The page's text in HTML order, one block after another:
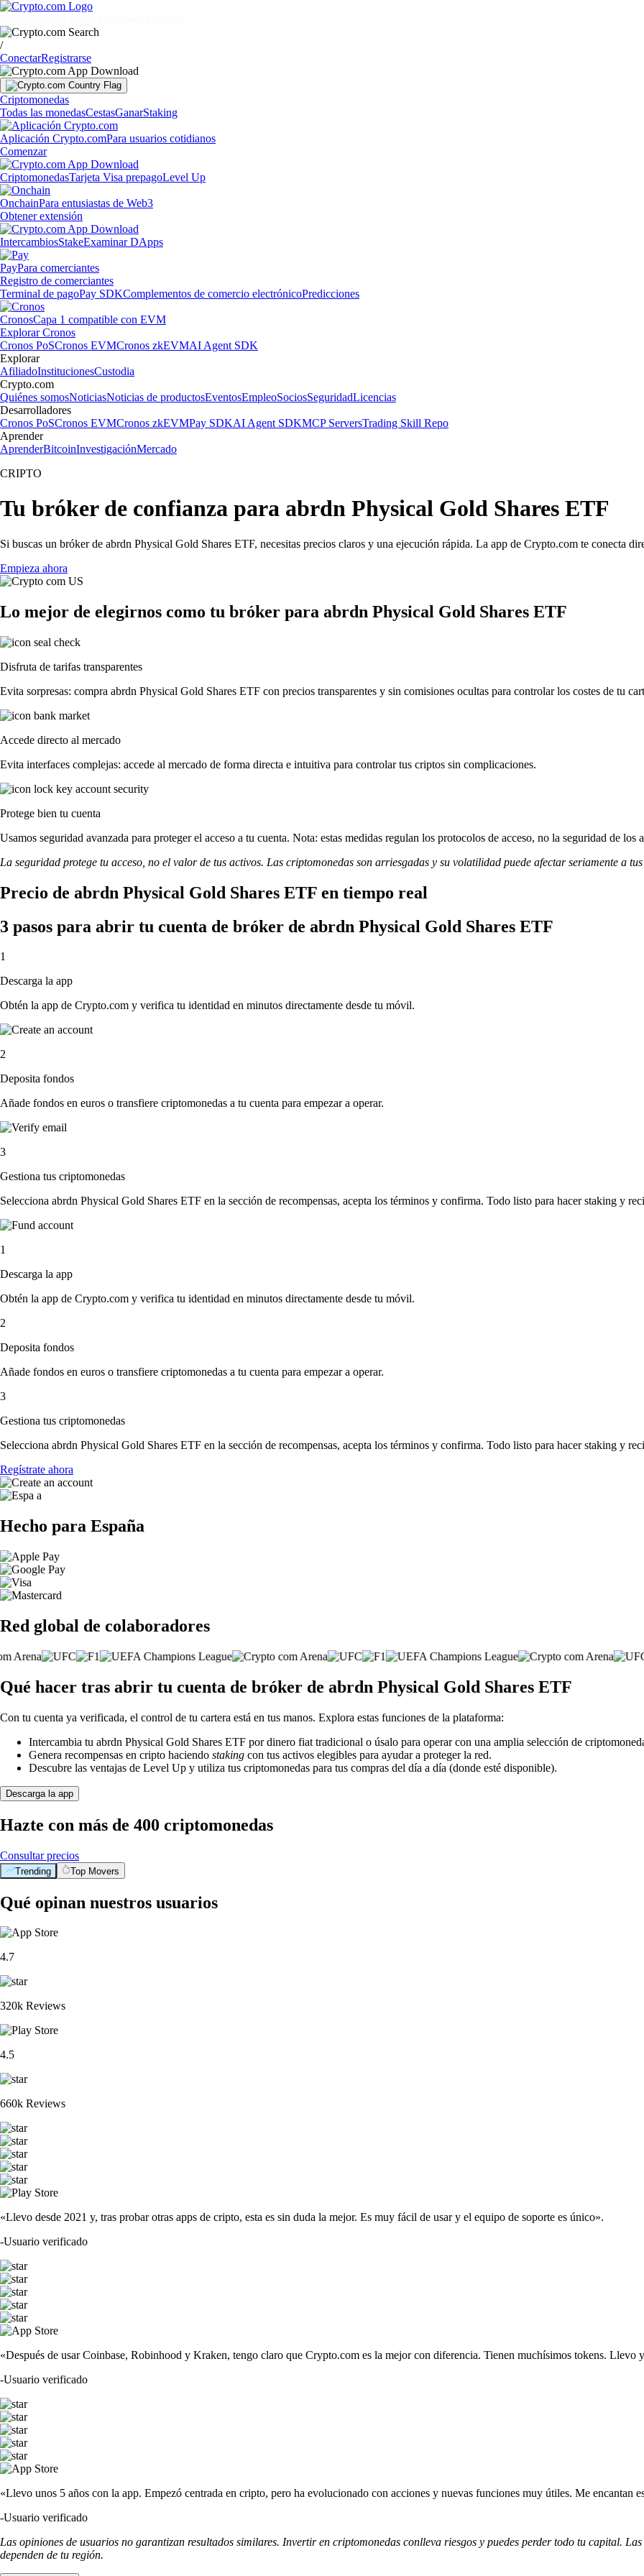
/
ConectarRegistrarse
Criptomonedas
Todas las monedasCestasGanarStaking
Aplicación Crypto.comPara usuarios cotidianos
Comenzar
CriptomonedasTarjeta Visa prepagoLevel Up
OnchainPara entusiastas de Web3
Obtener extensión
IntercambiosStakeExaminar DApps
PayPara comerciantes
Registro de comerciantes
Terminal de pagoPay SDKComplementos de comercio electrónicoPredicciones
CronosCapa 1 compatible con EVM
Explorar Cronos
Cronos PoSCronos EVMCronos zkEVMAI Agent SDK
Explorar
AfiliadoInstitucionesCustodia
Crypto.com
Quiénes somosNoticiasNoticias de productosEventosEmpleoSociosSeguridadLicencias
Desarrolladores
Cronos PoSCronos EVMCronos zkEVMPay SDKAI Agent SDKMCP ServersTrading Skill Repo
Aprender
AprenderBitcoinInvestigaciónMercado
CRIPTO
Tu bróker de confianza para abrdn Physical Gold Shares ETF
Si buscas un bróker de abrdn Physical Gold Shares ETF, necesitas precios claros y una ejecución rápida. La app de Crypto.com te conecta
Empieza ahora
Lo mejor de elegirnos como tu bróker para abrdn Physical Gold Shares ETF
Disfruta de tarifas transparentes
Evita sorpresas: compra abrdn Physical Gold Shares ETF con precios transparentes y sin comisiones ocultas para controlar los costes de tu
Accede directo al mercado
Evita interfaces complejas: accede al mercado de forma directa e intuitiva para controlar tus criptos sin complicaciones.
Protege bien tu cuenta
Usamos seguridad avanzada para proteger el acceso a tu cuenta. Nota: estas medidas regulan los protocolos de acceso, no la seguridad de los
La seguridad protege tu acceso, no el valor de tus activos. Las criptomonedas son arriesgadas y su volatilidad puede afectar seriamente a
Precio de abrdn Physical Gold Shares ETF en tiempo real
3 pasos para abrir tu cuenta de bróker de abrdn Physical Gold Shares ETF
1
Descarga la app
Obtén la app de Crypto.com y verifica tu identidad en minutos directamente desde tu móvil.
2
Deposita fondos
Añade fondos en euros o transfiere criptomonedas a tu cuenta para empezar a operar.
3
Gestiona tus criptomonedas
Selecciona abrdn Physical Gold Shares ETF en la sección de recompensas, acepta los términos y confirma. Todo listo para hacer staking y
1
Descarga la app
Obtén la app de Crypto.com y verifica tu identidad en minutos directamente desde tu móvil.
2
Deposita fondos
Añade fondos en euros o transfiere criptomonedas a tu cuenta para empezar a operar.
3
Gestiona tus criptomonedas
Selecciona abrdn Physical Gold Shares ETF en la sección de recompensas, acepta los términos y confirma. Todo listo para hacer staking y
Regístrate ahora
Hecho para España
Red global de colaboradores
Qué hacer tras abrir tu cuenta de bróker de abrdn Physical Gold Shares ETF
Con tu cuenta ya verificada, el control de tu cartera está en tus manos. Explora estas funciones de la plataforma:
Intercambia tu abrdn Physical Gold Shares ETF por dinero fiat tradicional o úsalo para operar con una amplia selección de
Genera recompensas en cripto haciendo staking con tus activos elegibles para ayudar a proteger la red.
Descubre las ventajas de Level Up y utiliza tus criptomonedas para tus compras del día a día (donde esté disponible).
Descarga la app
Hazte con más de 400 criptomonedas
Consultar precios
Trending Top Movers
Qué opinan nuestros usuarios
4.7
320k Reviews
4.5
660k Reviews
«Llevo desde 2021 y, tras probar otras apps de cripto, esta es sin duda la mejor. Es muy fácil de usar y el equipo de soporte es único».
-Usuario verificado
«Después de usar Coinbase, Robinhood y Kraken, tengo claro que Crypto.com es la mejor con diferencia. Tienen muchísimos tokens.
-Usuario verificado
«Llevo unos 5 años con la app. Empezó centrada en cripto, pero ha evolucionado con acciones y nuevas funciones muy útiles. Me encantan
-Usuario verificado
Las opiniones de usuarios no garantizan resultados similares. Invertir en criptomonedas conlleva riesgos y puedes perder todo tu capital.
dependen de tu región.